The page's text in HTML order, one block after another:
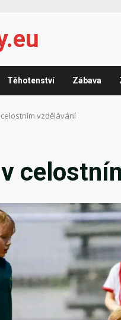
Těhotenství Zábava
vzdělávání